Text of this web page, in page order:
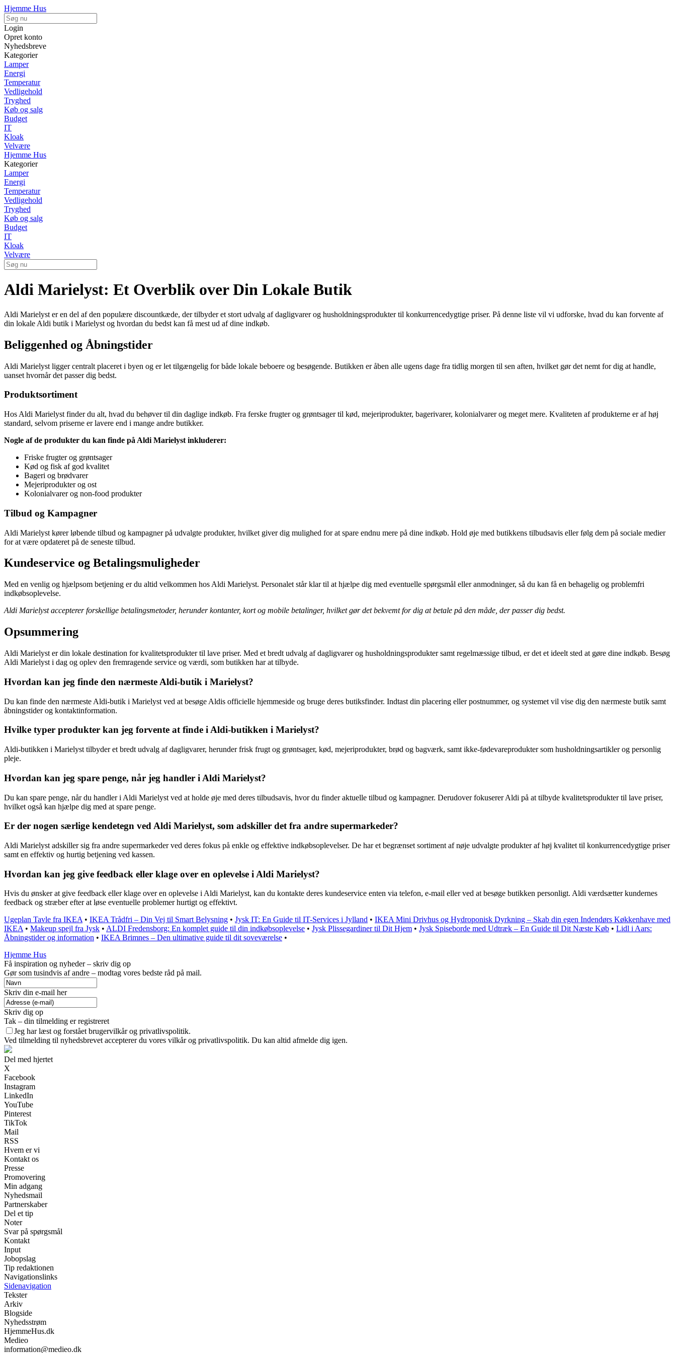
Hjemme Hus
Login
Opret konto
Nyhedsbreve
Kategorier
Lamper
Energi
Temperatur
Vedligehold
Tryghed
Køb og salg
Budget
IT
Kloak
Velvære
Hjemme Hus
Kategorier
Lamper
Energi
Temperatur
Vedligehold
Tryghed
Køb og salg
Budget
IT
Kloak
Velvære
Aldi Marielyst: Et Overblik over Din Lokale Butik
Aldi Marielyst er en del af den populære discountkæde, der tilbyder et stort udvalg af dagligvarer og husholdningsprodukter til konkurrencedygtige priser. På denne liste vil vi udforske, hvad du kan forvente af
din lokale Aldi butik i Marielyst og hvordan du bedst kan få mest ud af dine indkøb.
Beliggenhed og Åbningstider
Aldi Marielyst ligger centralt placeret i byen og er let tilgængelig for både lokale beboere og besøgende. Butikken er åben alle ugens dage fra tidlig morgen til sen aften, hvilket gør det nemt for dig at handle,
uanset hvornår det passer dig bedst.
Produktsortiment
Hos Aldi Marielyst finder du alt, hvad du behøver til din daglige indkøb. Fra ferske frugter og grøntsager til kød, mejeriprodukter, bagerivarer, kolonialvarer og meget mere. Kvaliteten af produkterne er af høj
standard, selvom priserne er lavere end i mange andre butikker.
Nogle af de produkter du kan finde på Aldi Marielyst inkluderer:
Friske frugter og grøntsager
Kød og fisk af god kvalitet
Bageri og brødvarer
Mejeriprodukter og ost
Kolonialvarer og non-food produkter
Tilbud og Kampagner
Aldi Marielyst kører løbende tilbud og kampagner på udvalgte produkter, hvilket giver dig mulighed for at spare endnu mere på dine indkøb. Hold øje med butikkens tilbudsavis eller følg dem på sociale medier
for at være opdateret på de seneste tilbud.
Kundeservice og Betalingsmuligheder
Med en venlig og hjælpsom betjening er du altid velkommen hos Aldi Marielyst. Personalet står klar til at hjælpe dig med eventuelle spørgsmål eller anmodninger, så du kan få en behagelig og problemfri
indkøbsoplevelse.
Aldi Marielyst accepterer forskellige betalingsmetoder, herunder kontanter, kort og mobile betalinger, hvilket gør det bekvemt for dig at betale på den måde, der passer dig bedst.
Opsummering
Aldi Marielyst er din lokale destination for kvalitetsprodukter til lave priser. Med et bredt udvalg af dagligvarer og husholdningsprodukter samt regelmæssige tilbud, er det et ideelt sted at gøre dine indkøb. Besøg
Aldi Marielyst i dag og oplev den fremragende service og værdi, som butikken har at tilbyde.
Hvordan kan jeg finde den nærmeste Aldi-butik i Marielyst?
Du kan finde den nærmeste Aldi-butik i Marielyst ved at besøge Aldis officielle hjemmeside og bruge deres butiksfinder. Indtast din placering eller postnummer, og systemet vil vise dig den nærmeste butik samt
åbningstider og kontaktinformation.
Hvilke typer produkter kan jeg forvente at finde i Aldi-butikken i Marielyst?
Aldi-butikken i Marielyst tilbyder et bredt udvalg af dagligvarer, herunder frisk frugt og grøntsager, kød, mejeriprodukter, brød og bagværk, samt ikke-fødevareprodukter som husholdningsartikler og personlig
pleje.
Hvordan kan jeg spare penge, når jeg handler i Aldi Marielyst?
Du kan spare penge, når du handler i Aldi Marielyst ved at holde øje med deres tilbudsavis, hvor du finder aktuelle tilbud og kampagner. Derudover fokuserer Aldi på at tilbyde kvalitetsprodukter til lave priser,
hvilket også kan hjælpe dig med at spare penge.
Er der nogen særlige kendetegn ved Aldi Marielyst, som adskiller det fra andre supermarkeder?
Aldi Marielyst adskiller sig fra andre supermarkeder ved deres fokus på enkle og effektive indkøbsoplevelser. De har et begrænset sortiment af nøje udvalgte produkter af høj kvalitet til konkurrencedygtige priser
samt en effektiv og hurtig betjening ved kassen.
Hvordan kan jeg give feedback eller klage over en oplevelse i Aldi Marielyst?
Hvis du ønsker at give feedback eller klage over en oplevelse i Aldi Marielyst, kan du kontakte deres kundeservice enten via telefon, e-mail eller ved at besøge butikken personligt. Aldi værdsætter kundernes
feedback og stræber efter at løse eventuelle problemer hurtigt og effektivt.
Ugeplan Tavle fra IKEA • IKEA Trådfri – Din Vej til Smart Belysning • Jysk IT: En Guide til IT-Services i Jylland • IKEA Mini Drivhus og Hydroponisk Dyrkning – Skab din egen Indendørs Køkkenhave med
IKEA • Makeup spejl fra Jysk • ALDI Fredensborg: En komplet guide til din indkøbsoplevelse • Jysk Plissegardiner til Dit Hjem • Jysk Spiseborde med Udtræk – En Guide til Dit Næste Køb • Lidl i Aars:
Åbningstider og information • IKEA Brimnes – Den ultimative guide til dit soveværelse •
Hjemme Hus
Få inspiration og nyheder – skriv dig op
Gør som tusindvis af andre – modtag vores bedste råd på mail.
Skriv din e-mail her
Skriv dig op
Tak – din tilmelding er registreret
Jeg har læst og forstået brugervilkår og privatlivspolitik.
Ved tilmelding til nyhedsbrevet accepterer du vores vilkår og privatlivspolitik. Du kan altid afmelde dig igen.
Del med hjertet
X
Facebook
Instagram
LinkedIn
YouTube
Pinterest
TikTok
Mail
RSS
Hvem er vi
Kontakt os
Presse
Promovering
Min adgang
Nyhedsmail
Partnerskaber
Del et tip
Noter
Svar på spørgsmål
Kontakt
Input
Jobopslag
Tip redaktionen
Navigationslinks
Sidenavigation
Tekster
Arkiv
Blogside
Nyhedsstrøm
HjemmeHus.dk
Medieo
information@medieo.dk